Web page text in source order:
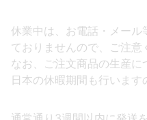
休業中は、お電話・メール
ておりませんので、ご注意
なお、ご注文商品の生産
日本の休暇期間も行います